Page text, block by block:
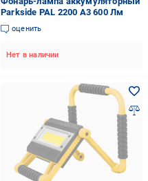
Parkside PAL 2200 A3 600 Лм
оценить
Нет в наличии